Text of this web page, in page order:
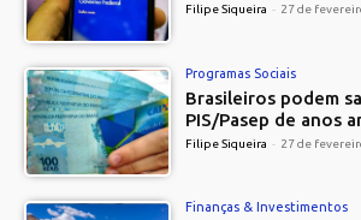
Filipe Siqueira - 27 de
Programas Sociais
Brasileiros podem
PIS/Pasep de anos
Filipe Siqueira - 27 de
Finanças & Investimentos